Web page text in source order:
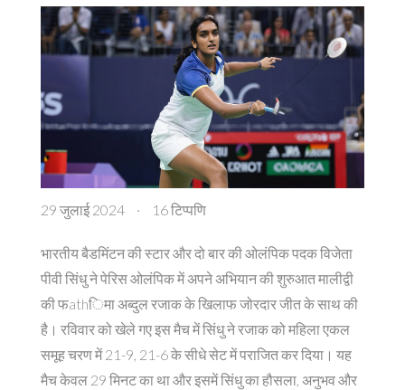
29 जुलाई 2024 · 16 टिप्पणि
भारतीय बैडमिंटन की स्टार और दो बार की ओलंपिक पदक विजेता
पीवी सिंधु ने पेरिस ओलंपिक में अपने अभियान की शुरुआत मालीद्वी
की फathिमा अब्दुल रजाक के खिलाफ जोरदार जीत के साथ की
है। रविवार को खेले गए इस मैच में सिंधु ने रजाक को महिला एकल
समूह चरण में 21-9, 21-6 के सीधे सेट में पराजित कर दिया। यह
मैच केवल 29 मिनट का था और इसमें सिंधु का हौसला, अनुभव और